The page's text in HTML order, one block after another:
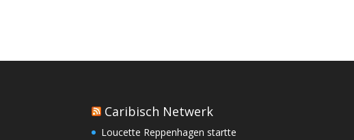
Caribisch Netwerk
Loucette Reppenhagen startte